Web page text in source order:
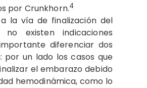
por Crunkhorn.4
la vía de finalización del
no existen indicaciones
diferenciar dos
por un lado los casos que
el embarazo debido
hemodinámica, como lo